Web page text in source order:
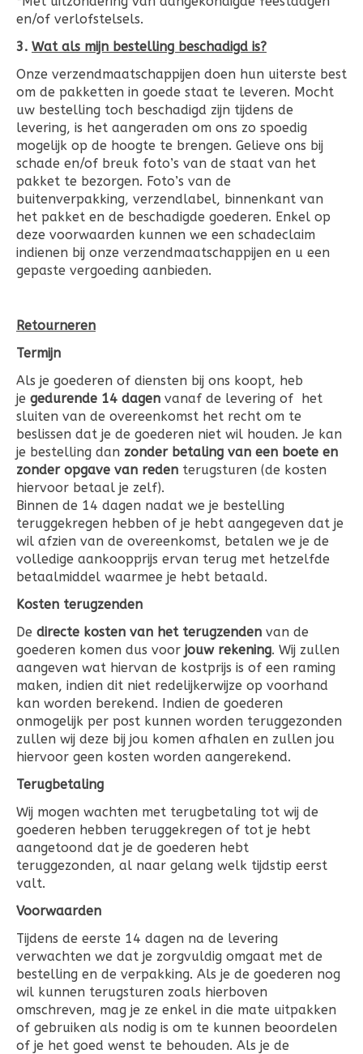
en/of verlofstelsels.
3. Wat als mijn bestelling beschadigd is?
Onze verzendmaatschappijen doen hun uiterste best
om de pakketten in goede staat te leveren. Mocht
uw bestelling toch beschadigd zijn tijdens de
levering, is het aangeraden om ons zo spoedig
mogelijk op de hoogte te brengen. Gelieve ons bij
schade en/of breuk foto’s van de staat van het
pakket te bezorgen. Foto’s van de
buitenverpakking, verzendlabel, binnenkant van
het pakket en de beschadigde goederen. Enkel op
deze voorwaarden kunnen we een schadeclaim
indienen bij onze verzendmaatschappijen en u een
gepaste vergoeding aanbieden.
Retourneren
Termijn
Als je goederen of diensten bij ons koopt, heb
je gedurende 14 dagen vanaf de levering of het
sluiten van de overeenkomst het recht om te
beslissen dat je de goederen niet wil houden. Je kan
je bestelling dan zonder betaling van een boete en
zonder opgave van reden terugsturen (de kosten
hiervoor betaal je zelf).
Binnen de 14 dagen nadat we je bestelling
teruggekregen hebben of je hebt aangegeven dat je
wil afzien van de overeenkomst, betalen we je de
volledige aankoopprijs ervan terug met hetzelfde
betaalmiddel waarmee je hebt betaald.
Kosten terugzenden
De directe kosten van het terugzenden van de
goederen komen dus voor jouw rekening. Wij zullen
aangeven wat hiervan de kostprijs is of een raming
maken, indien dit niet redelijkerwijze op voorhand
kan worden berekend. Indien de goederen
onmogelijk per post kunnen worden teruggezonden
zullen wij deze bij jou komen afhalen en zullen jou
hiervoor geen kosten worden aangerekend.
Terugbetaling
Wij mogen wachten met terugbetaling tot wij de
goederen hebben teruggekregen of tot je hebt
aangetoond dat je de goederen hebt
teruggezonden, al naar gelang welk tijdstip eerst
valt.
Voorwaarden
Tijdens de eerste 14 dagen na de levering
verwachten we dat je zorgvuldig omgaat met de
bestelling en de verpakking. Als je de goederen nog
wil kunnen terugsturen zoals hierboven
omschreven, mag je ze enkel in die mate uitpakken
of gebruiken als nodig is om te kunnen beoordelen
of je het goed wenst te behouden. Als je de